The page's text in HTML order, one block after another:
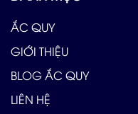
ẮC QUY
GIỚI THIỆU
BLOG ẮC QUY
LIÊN HỆ